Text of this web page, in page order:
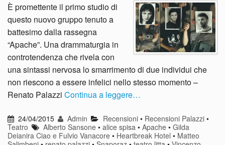
È promettente il primo studio di
questo nuovo gruppo tenuto a
battesimo dalla rassegna
“Apache”. Una drammaturgia in
controtendenza che rivela con
una sintassi nervosa lo smarrimento di due individui che
non riescono a essere infelici nello stesso momento –
Renato Palazzi Continua a leggere…
24/04/2015 Admin Recensioni• Recensioni Palazzi•
Teatro
Alberto Sansone •alice spisa •Apache •Gilda
Deianira Ciao e Fulvio Vanacore • Heartbreak Hotel • Matteo